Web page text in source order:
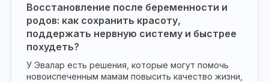
Восстановление после беременности и
родов: как сохранить красоту,
поддержать нервную систему и быстрее
похудеть?
У Эвалар есть решения, которые могут помочь
новоиспеченным мамам повысить качество жизни,